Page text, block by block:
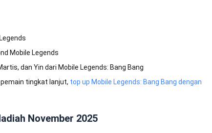
Mobile Legends
dan Yin dari Mobile Legends: Bang Bang
tingkat lanjut, top up Mobile Legends: Bang Bang dengan
November 2025